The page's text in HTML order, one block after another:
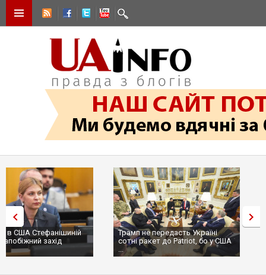
Трамп не передасть Україні
сотні ракет до Patriot, бо у США
...
Вибух у ресторані в Москві:
ціллю був головком ВКС